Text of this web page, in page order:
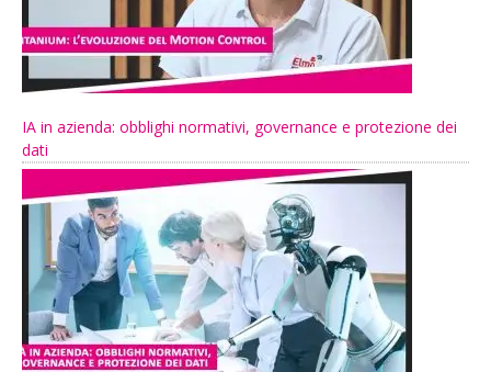
IA in azienda: obblighi normativi, governance e protezione dei
dati